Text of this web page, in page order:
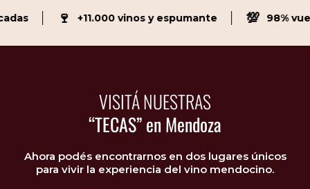
+11.000 vinos y espumante 💯 98%
VISITÁ NUESTRAS
“TECAS” en Mendoza
Ahora podés encontrarnos en dos lugares únicos
para vivir la experiencia del vino mendocino.